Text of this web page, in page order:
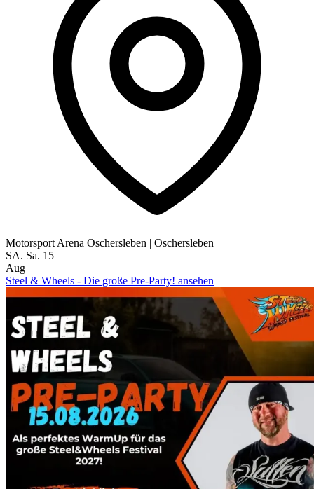
Motorsport Arena Oschersleben | Oschersleben
SA. Sa. 15
Aug
Steel & Wheels - Die große Pre-Party! ansehen